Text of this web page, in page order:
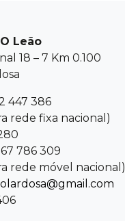
Leão
18 – 7 Km 0.100
447 386
rede fixa nacional)
786 309
rede móvel nacional)